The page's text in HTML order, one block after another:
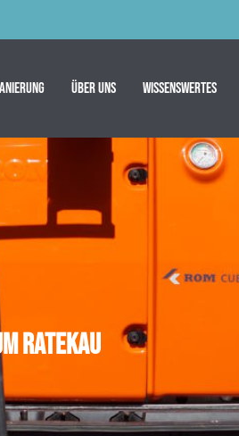
Über uns Wissenswertes
Ratekau